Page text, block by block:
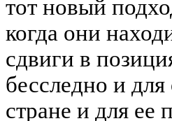
тот новый
когда они
сдвиги в
бесследно и
стране и для ее